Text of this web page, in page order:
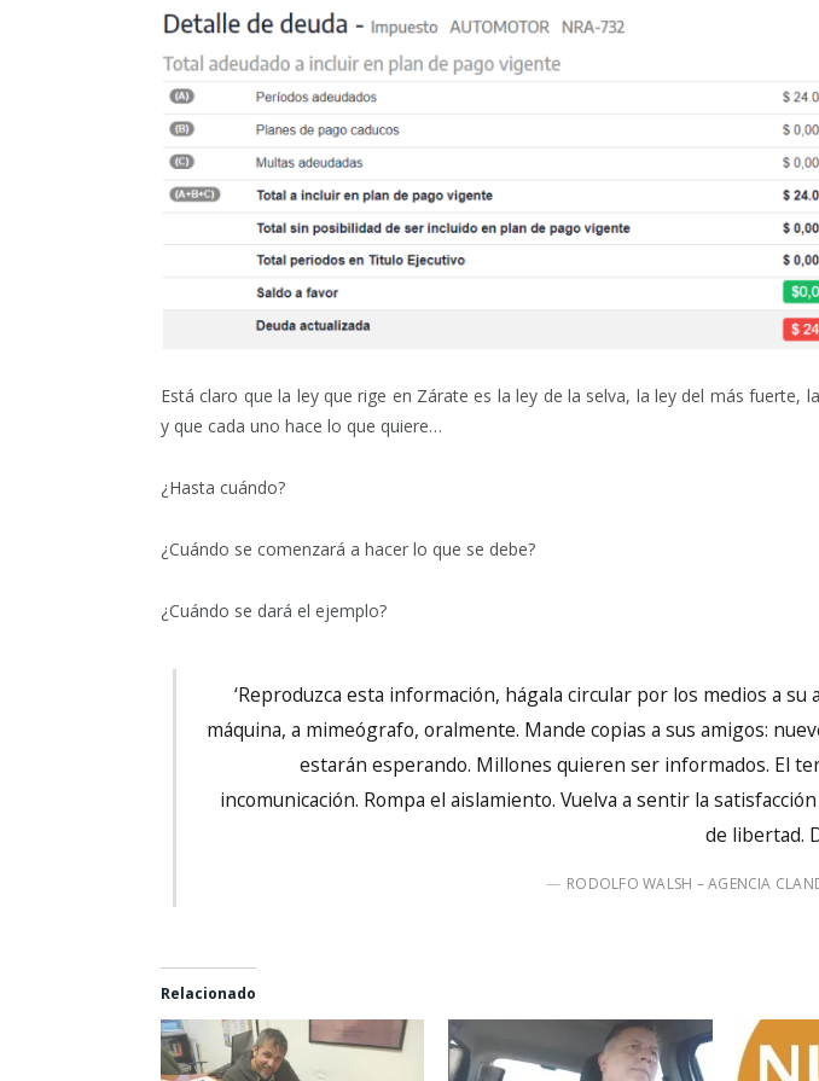
Está claro que la ley que rige en Zárate es la ley de la selva, la ley del más fuerte,
y que cada uno hace lo que quiere…
¿Hasta cuándo?
¿Cuándo se comenzará a hacer lo que se debe?
¿Cuándo se dará el ejemplo?
‘Reproduzca esta información, hágala circular por los medios a su
máquina, a mimeógrafo, oralmente. Mande copias a sus amigos:
estarán esperando. Millones quieren ser informados. El
incomunicación. Rompa el aislamiento. Vuelva a sentir la
de libertad.
RODOLFO WALSH – AGENCIA
Relacionado